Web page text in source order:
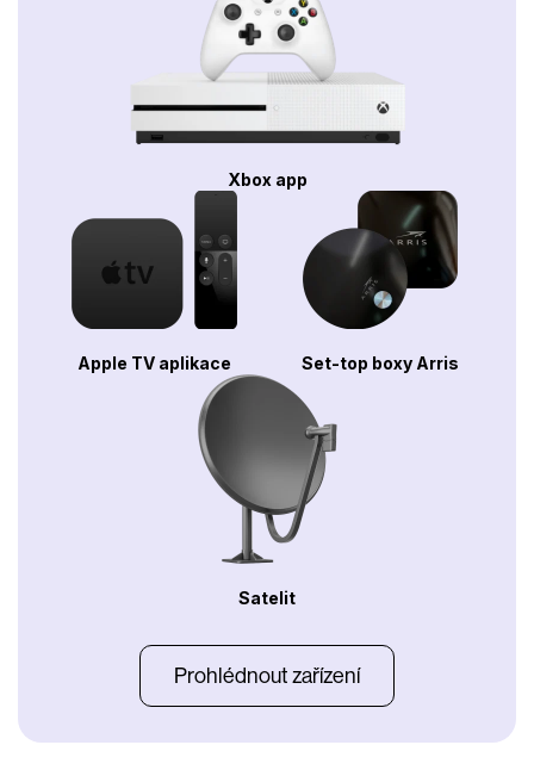
Xbox app
Apple TV aplikace Set-top boxy Arris
Satelit
Prohlédnout zařízení